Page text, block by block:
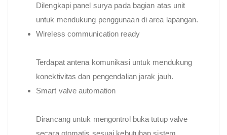
Dilengkapi panel surya pada bagian atas unit
untuk mendukung penggunaan di area lapangan.
Wireless communication ready
Terdapat antena komunikasi untuk mendukung
konektivitas dan pengendalian jarak jauh.
Smart valve automation
Dirancang untuk mengontrol buka tutup valve
secara otomatis sesuai kebutuhan sistem.